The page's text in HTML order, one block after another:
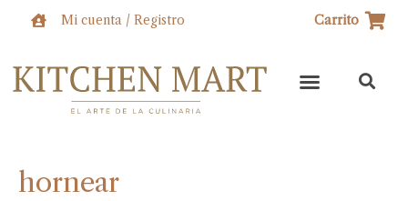
Mi cuenta / Registro Carrito
hornear